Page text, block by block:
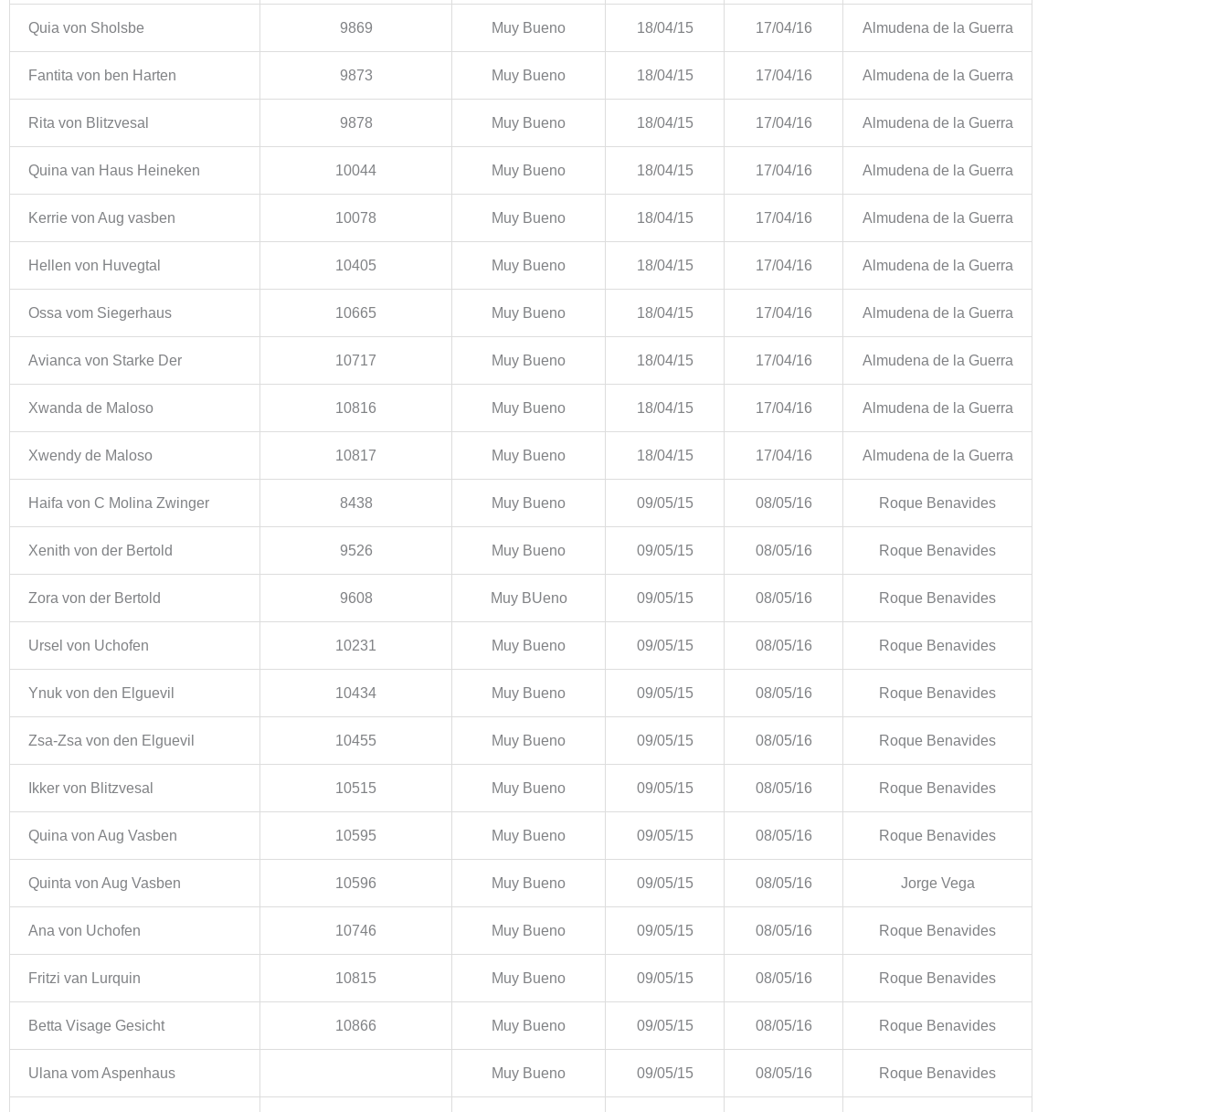
Quia von Sholsbe 9869 Muy Bueno 18/04/15 17/04/16 Almudena de la Guerra
Fantita von ben Harten 9873 Muy Bueno 18/04/15 17/04/16 Almudena de la Guerra
Rita von Blitzvesal 9878 Muy Bueno 18/04/15 17/04/16 Almudena de la Guerra
Quina van Haus Heineken 10044 Muy Bueno 18/04/15 17/04/16 Almudena de la Guerra
Kerrie von Aug vasben 10078 Muy Bueno 18/04/15 17/04/16 Almudena de la Guerra
Hellen von Huvegtal 10405 Muy Bueno 18/04/15 17/04/16 Almudena de la Guerra
Ossa vom Siegerhaus 10665 Muy Bueno 18/04/15 17/04/16 Almudena de la Guerra
Avianca von Starke Der 10717 Muy Bueno 18/04/15 17/04/16 Almudena de la Guerra
Xwanda de Maloso 10816 Muy Bueno 18/04/15 17/04/16 Almudena de la Guerra
Xwendy de Maloso 10817 Muy Bueno 18/04/15 17/04/16 Almudena de la Guerra
Haifa von C Molina Zwinger 8438 Muy Bueno 09/05/15 08/05/16 Roque Benavides
Xenith von der Bertold 9526 Muy Bueno 09/05/15 08/05/16 Roque Benavides
Zora von der Bertold 9608 Muy BUeno 09/05/15 08/05/16 Roque Benavides
Ursel von Uchofen 10231 Muy Bueno 09/05/15 08/05/16 Roque Benavides
Ynuk von den Elguevil 10434 Muy Bueno 09/05/15 08/05/16 Roque Benavides
Zsa-Zsa von den Elguevil 10455 Muy Bueno 09/05/15 08/05/16 Roque Benavides
Ikker von Blitzvesal 10515 Muy Bueno 09/05/15 08/05/16 Roque Benavides
Quina von Aug Vasben 10595 Muy Bueno 09/05/15 08/05/16 Roque Benavides
Quinta von Aug Vasben 10596 Muy Bueno 09/05/15 08/05/16 Jorge Vega
Ana von Uchofen 10746 Muy Bueno 09/05/15 08/05/16 Roque Benavides
Fritzi van Lurquin 10815 Muy Bueno 09/05/15 08/05/16 Roque Benavides
Betta Visage Gesicht 10866 Muy Bueno 09/05/15 08/05/16 Roque Benavides
Ulana vom Aspenhaus Muy Bueno 09/05/15 08/05/16 Roque Benavides